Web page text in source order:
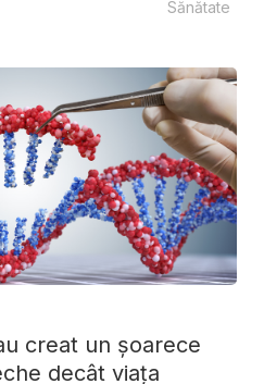
Sănătate
creat un șoarece
decât viața